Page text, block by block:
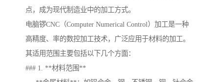
点，成为现代制造业中的加工方式。
电脑锣CNC（Computer Numerical Control）加工是一种
高精度、率的数控加工技术，广泛应用于材料的加工。
其适用范围主要包括以下几个方面：
### 1. **材料范围**